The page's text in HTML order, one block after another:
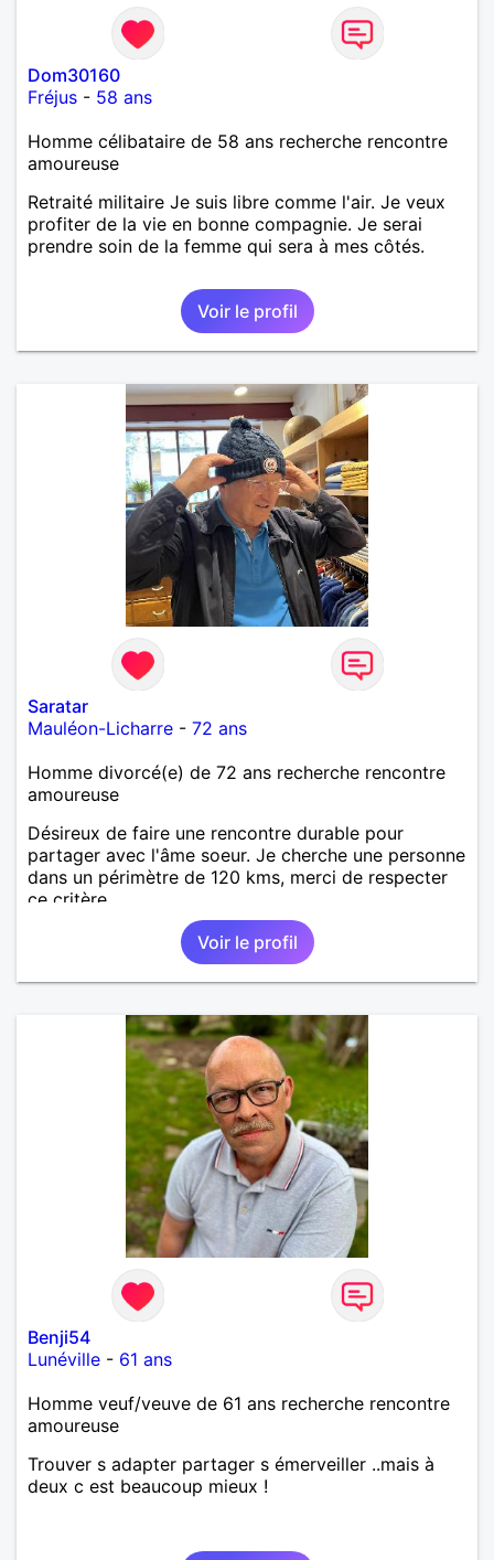
Dom30160
Fréjus - 58 ans
Homme célibataire de 58 ans recherche rencontre
amoureuse
Retraité militaire Je suis libre comme l'air. Je veux
profiter de la vie en bonne compagnie. Je serai
prendre soin de la femme qui sera à mes côtés.
Voir le profil
Saratar
Mauléon-Licharre - 72 ans
Homme divorcé(e) de 72 ans recherche rencontre
amoureuse
Désireux de faire une rencontre durable pour
partager avec l'âme soeur. Je cherche une personne
dans un périmètre de 120 kms, merci de respecter
ce critère.
Voir le profil
Benji54
Lunéville - 61 ans
Homme veuf/veuve de 61 ans recherche rencontre
amoureuse
Trouver s adapter partager s émerveiller ..mais à
deux c est beaucoup mieux !